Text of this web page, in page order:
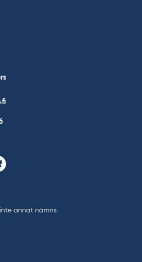
annat nämns